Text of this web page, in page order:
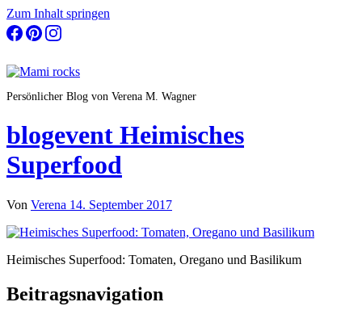
Zum Inhalt springen
Persönlicher Blog von Verena M. Wagner
blogevent Heimisches
Superfood
Von Verena 14. September 2017
Heimisches Superfood: Tomaten, Oregano und Basilikum
Beitragsnavigation